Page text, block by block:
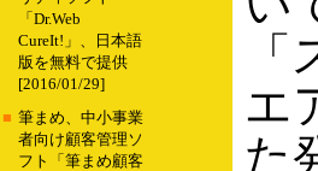
「Dr.Web
CureIt!」、日本語
版を無料で提供
[2016/01/29]
■ 筆まめ、中小事業
者向け顧客管理ソ
フト「筆まめ顧客
エ
た